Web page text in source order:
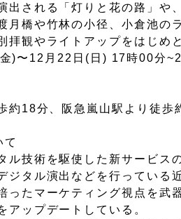
出される「灯りと花の路」や
月橋や竹林の小径、小倉池の
拝観やライトアップをはじめ
)〜12月22日(日) 17時00分
約18分、阪急嵐山駅より徒歩
て
ル技術を駆使した新サービ
ジタル演出などを行っている
ったマーケティング視点を武
アップデートしている。